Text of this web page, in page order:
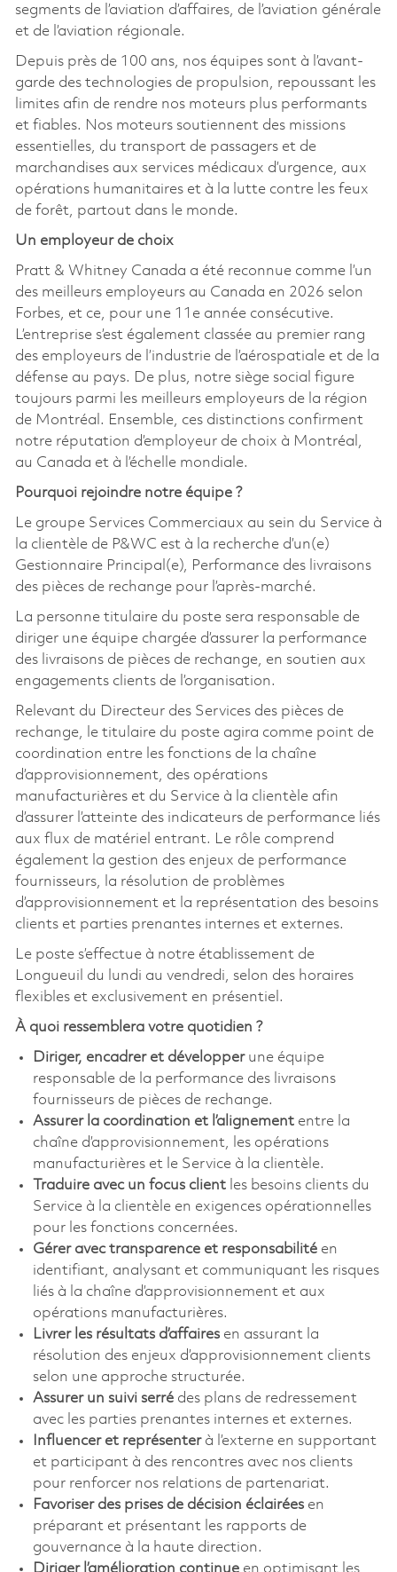
segments de l’aviation d’affaires, de l’aviation générale
et de l’aviation régionale.
Depuis près de 100 ans, nos équipes sont à l’avant-
garde des technologies de propulsion, repoussant les
limites afin de rendre nos moteurs plus performants
et fiables. Nos moteurs soutiennent des missions
essentielles, du transport de passagers et de
marchandises aux services médicaux d’urgence, aux
opérations humanitaires et à la lutte contre les feux
de forêt, partout dans le monde.
Un employeur de choix
Pratt & Whitney Canada a été reconnue comme l’un
des meilleurs employeurs au Canada en 2026 selon
Forbes, et ce, pour une 11e année consécutive.
L’entreprise s’est également classée au premier rang
des employeurs de l’industrie de l’aérospatiale et de la
défense au pays. De plus, notre siège social figure
toujours parmi les meilleurs employeurs de la région
de Montréal. Ensemble, ces distinctions confirment
notre réputation d’employeur de choix à Montréal,
au Canada et à l’échelle mondiale.
Pourquoi rejoindre notre équipe ?
Le groupe Services Commerciaux au sein du Service à
la clientèle de P&WC est à la recherche d’un(e)
Gestionnaire Principal(e), Performance des livraisons
des pièces de rechange pour l’après-marché.
La personne titulaire du poste sera responsable de
diriger une équipe chargée d’assurer la performance
des livraisons de pièces de rechange, en soutien aux
engagements clients de l’organisation.
Relevant du Directeur des Services des pièces de
rechange, le titulaire du poste agira comme point de
coordination entre les fonctions de la chaîne
d’approvisionnement, des opérations
manufacturières et du Service à la clientèle afin
d’assurer l’atteinte des indicateurs de performance liés
aux flux de matériel entrant. Le rôle comprend
également la gestion des enjeux de performance
fournisseurs, la résolution de problèmes
d’approvisionnement et la représentation des besoins
clients et parties prenantes internes et externes.
Le poste s’effectue à notre établissement de
Longueuil du lundi au vendredi, selon des horaires
flexibles et exclusivement en présentiel.
À quoi ressemblera votre quotidien ?
Diriger, encadrer et développer une équipe
responsable de la performance des livraisons
fournisseurs de pièces de rechange.
Assurer la coordination et l’alignemententre la
chaîne d’approvisionnement, les opérations
manufacturières et le Service à la clientèle.
Traduire avec un focus client les besoins clients du
Service à la clientèle en exigences opérationnelles
pour les fonctions concernées.
Gérer avec transparence et responsabilité en
identifiant, analysant et communiquant les risques
liés à la chaîne d’approvisionnement et aux
opérations manufacturières.
Livrer les résultats d’affairesen assurant la
résolution des enjeux d’approvisionnement clients
selon une approche structurée.
Assurer un suivi serrédes plans de redressement
avec les parties prenantes internes et externes.
Influencer et représenter à l’externe en supportant
et participant à des rencontres avec nos clients
pour renforcer nos relations de partenariat.
Favoriser des prises de décision éclairéesen
préparant et présentant les rapports de
gouvernance à la haute direction.
Diriger l’amélioration continueen optimisant les